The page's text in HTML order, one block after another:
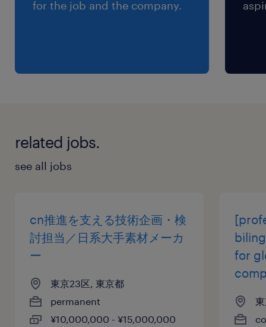
for the job and the company.
related jobs.
see all jobs
cn推進を支える技術企画・検
討担当／日系大手素材メーカ
ー
東京23区, 東京都
permanent
¥10,000,000 - ¥15,000,000
for